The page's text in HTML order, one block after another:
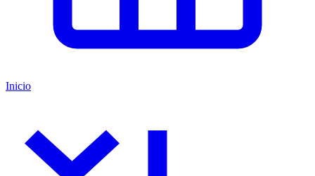
Inicio